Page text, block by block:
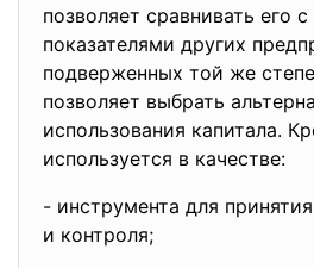
позволяет сравнивать его
показателями других
подверженных той же
позволяет выбрать
использования капитала.
используется в качестве:
- инструмента для принятия
и контроля;